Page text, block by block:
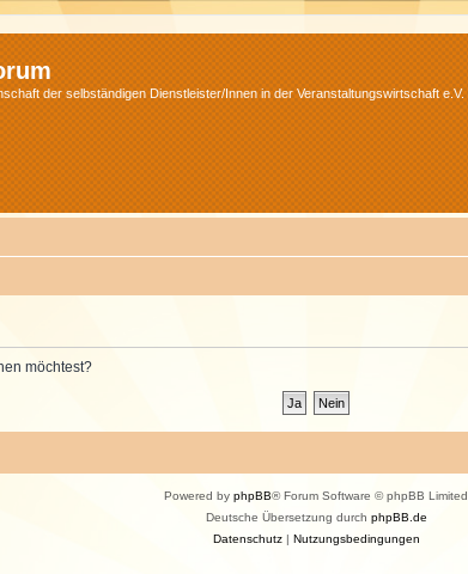
der selbständigen Dienstleister/Innen in der Veranstaltungswirtschaft e.V.
möchtest?
Powered by phpBB® Forum Software © phpBB Limited
Deutsche Übersetzung durch phpBB.de
Datenschutz| Nutzungsbedingungen